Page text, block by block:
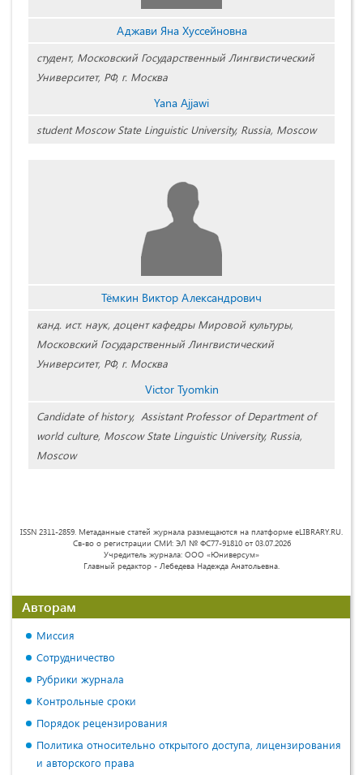
Аджави Яна Хуссейновна
студент, Московский Государственный Лингвистический
Университет, РФ, г. Москва
Yana Ajjawi
student Moscow State Linguistic University, Russia, Moscow
Тёмкин Виктор Александрович
канд. ист. наук, доцент кафедры Мировой культуры,
Московский Государственный Лингвистический
Университет, РФ, г. Москва
Victor Tyomkin
Candidate of history, Assistant Professor of Department of
world culture, Moscow State Linguistic University, Russia,
Moscow
ISSN 2311-2859. Метаданные статей журнала размещаются на платформе eLIBRARY.RU.
Св-во о регистрации СМИ: ЭЛ № ФС77-91810 от 03.07.2026
Учредитель журнала: ООО «Юниверсум»
Главный редактор - Лебедева Надежда Анатольевна.
Авторам
Миссия
Сотрудничество
Рубрики журнала
Контрольные сроки
Порядок рецензирования
Политика относительно открытого доступа, лицензирования
и авторского права